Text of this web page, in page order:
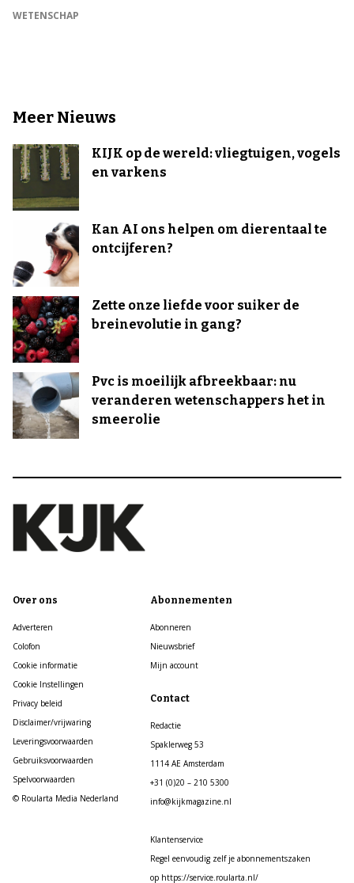
WETENSCHAP
Meer Nieuws
KIJK op de wereld: vliegtuigen, vogels
en varkens
Kan AI ons helpen om dierentaal te
ontcijferen?
Zette onze liefde voor suiker de
breinevolutie in gang?
Pvc is moeilijk afbreekbaar: nu
veranderen wetenschappers het in
smeerolie
Over ons
Adverteren
Colofon
Cookie informatie
Cookie Instellingen
Privacy beleid
Disclaimer/vrijwaring
Leveringsvoorwaarden
Gebruiksvoorwaarden
Spelvoorwaarden
© Roularta Media Nederland
Abonnementen
Abonneren
Nieuwsbrief
Mijn account
Contact
Redactie
Spaklerweg 53
1114 AE Amsterdam
+31 (0)20 – 210 5300
info@kijkmagazine.nl
Klantenservice
Regel eenvoudig zelf je abonnementszaken
op https://service.roularta.nl/